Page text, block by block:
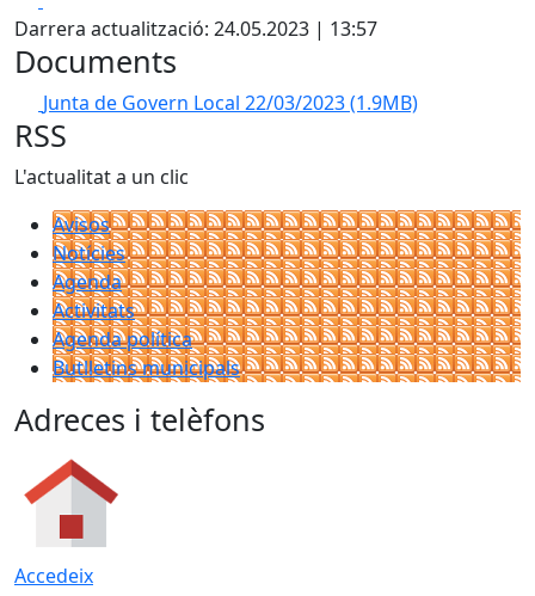
Darrera actualització: 24.05.2023 | 13:57
Documents
Junta de Govern Local 22/03/2023(1.9MB)
RSS
L'actualitat a un clic
Avisos
Notícies
Agenda
Activitats
Agenda política
Butlletins municipals
Adreces i telèfons
Accedeix